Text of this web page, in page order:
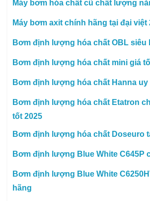
Máy bơm hóa chất cũ chất lượng
Máy bơm axit chính hãng tại đại việt
Bơm định lượng hóa chất OBL siêu
Bơm định lượng hóa chất mini giá
Bơm định lượng hóa chất Hanna uy
Bơm định lượng hóa chất Etatron
tốt 2025
Bơm định lượng hóa chất Doseuro
Bơm định lượng Blue White C645P
Bơm định lượng Blue White
hãng